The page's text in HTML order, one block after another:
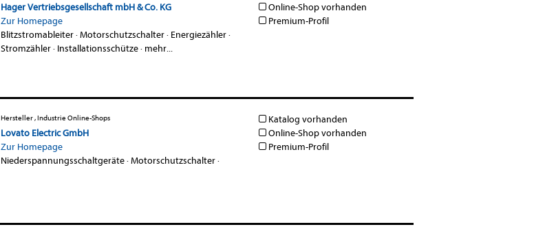
Hager Vertriebsgesellschaft mbH & Co. KG
Zur Homepage
Blitzstromableiter·Motorschutzschalter· Energiezähler·
Stromzähler· Installationsschütze· mehr...
Online-Shop vorhanden
Premium-Profil
Hersteller , Industrie Online-Shops
Lovato Electric GmbH
Zur Homepage
Niederspannungsschaltgeräte·Motorschutzschalter·
Katalog vorhanden
Online-Shop vorhanden
Premium-Profil